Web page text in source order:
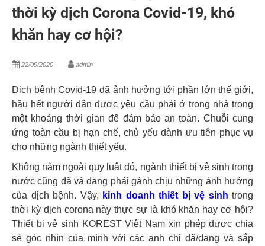
thời kỳ dịch Corona Covid-19, khó
khăn hay cơ hội?
22/09/2020 admin
Dịch bệnh Covid-19 đã ảnh hưởng tới phần lớn thế giới,
hầu hết người dân được yêu cầu phải ở trong nhà trong
một khoảng thời gian để đảm bảo an toàn. Chuỗi cung
ứng toàn cầu bị hạn chế, chủ yếu dành ưu tiên phục vụ
cho những ngành thiết yếu.
Không nằm ngoài quy luật đó, ngành thiết bị vệ sinh trong
nước cũng đã và đang phải gánh chịu những ảnh hưởng
của dịch bệnh. Vậy, kinh doanh thiết bị vệ sinh trong
thời kỳ dịch corona này thực sự là khó khăn hay cơ hội?
Thiết bị vệ sinh KOREST Việt Nam xin phép được chia
sẻ góc nhìn của mình với các anh chị đã/đang và sắp